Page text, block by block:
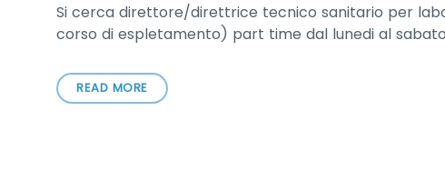
Si cerca direttore/direttrice tecnico sanitario per
corso di espletamento) part time dal lunedi al sabato
READ MORE